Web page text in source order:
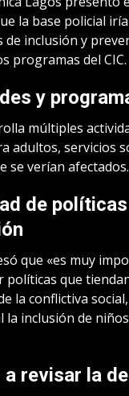
la base policial
de inclusión y
programas del CIC.
y
múltiples
adultos, servicios
se verían afectados.
de
que «es muy
políticas que
la conflictiva
la inclusión de
a revisar la